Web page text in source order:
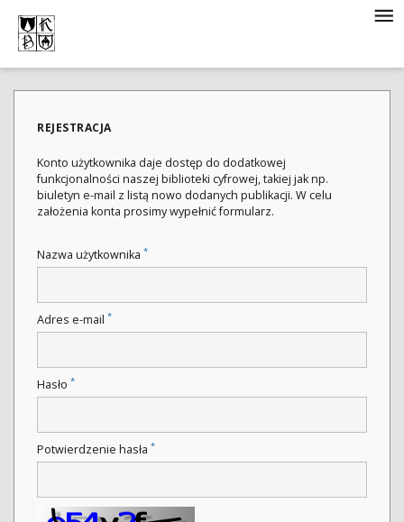
REJESTRACJA
Konto użytkownika daje dostęp do dodatkowej
funkcjonalności naszej biblioteki cyfrowej, takiej jak np.
biuletyn e-mail z listą nowo dodanych publikacji. W celu
założenia konta prosimy wypełnić formularz.
Nazwa użytkownika *
Adres e-mail *
Hasło *
Potwierdzenie hasła *